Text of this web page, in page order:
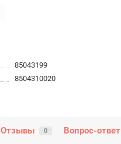
85043199
8504310020
Отзывы 0 Вопрос-ответ